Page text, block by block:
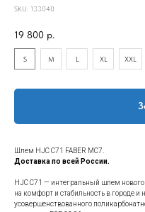
SKU: 133040
19 800 р.
S M L XL XXL
Шлем HJC C71 FABER MC7.
Доставка по всей России.
HJC C71 — интегральный шлем
на комфорт и стабильность в городе и
усовершенствованного